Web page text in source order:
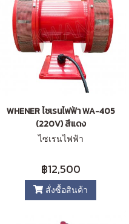
WHENER ไซเรนไฟฟ้า WA-405
(220V) สีแดง
ไซเรนไฟฟ้า
฿12,500
สั่งซื้อสินค้า